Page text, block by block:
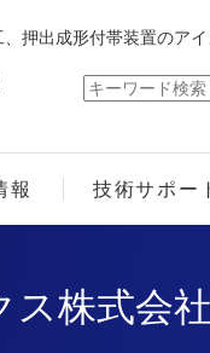
押出成形付帯装置のアイ
報 技術サポー
ス株式会社